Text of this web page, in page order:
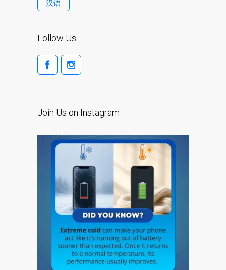
Chargeurs pour Apple
MacBook à Dundee –
Alimentations
Contactez-nous
Irréductibles fans d’Apple
pour toujours!
Les réparations pour
l’iPhone d’Apple
Les réparations pour la
série Apple MacBook
汉语
Follow Us
Join Us on Instagram